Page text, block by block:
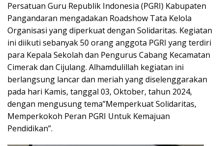
Persatuan Guru Republik Indonesia (PGRI) Kabupaten
Pangandaran mengadakan Roadshow Tata Kelola
Organisasi yang diperkuat dengan Solidaritas. Kegiatan
ini diikuti sebanyak 50 orang anggota PGRI yang terdiri
para Kepala Sekolah dan Pengurus Cabang Kecamatan
Cimerak dan Cijulang. Alhamdulillah kegiatan ini
berlangsung lancar dan meriah yang diselenggarakan
pada hari Kamis, tanggal 03, Oktober, tahun 2024,
dengan mengusung tema”Memperkuat Solidaritas,
Memperkokoh Peran PGRI Untuk Kemajuan
Pendidikan”.